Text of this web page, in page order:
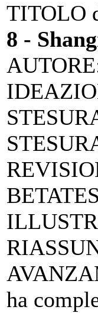
TITOLO
8 -
AUTORE
ha